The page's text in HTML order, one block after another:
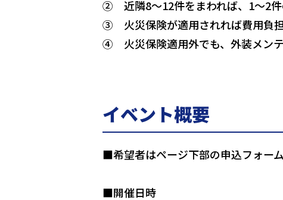
② 近隣8～12件をまわれば、1～2件
③ 火災保険が適用されれば費用負
④ 火災保険適用外でも、外装メンテ
イベント概要
■希望者はページ下部の申込フォー
■開催日時